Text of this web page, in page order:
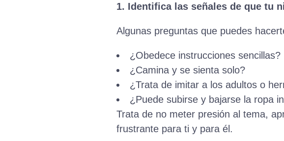
1. Identifica las señales de que tu
Algunas preguntas que puedes
¿Obedece instrucciones sencillas?
¿Camina y se sienta solo?
¿Trata de imitar a los adultos o
¿Puede subirse y bajarse la ropa
Trata de no meter presión al tema,
frustrante para ti y para él.